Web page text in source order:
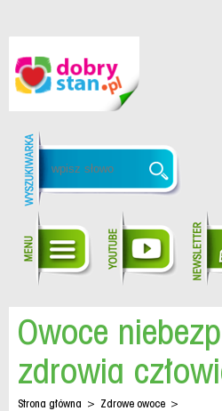
Owoce
zdrowia
Strona główna > Zdrowe owoce >